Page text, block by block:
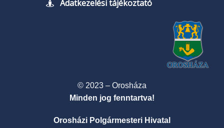
Adatkezelési tájékoztató
© 2023 – Orosháza
Minden jog fenntartva!
Orosházi Polgármesteri Hivatal